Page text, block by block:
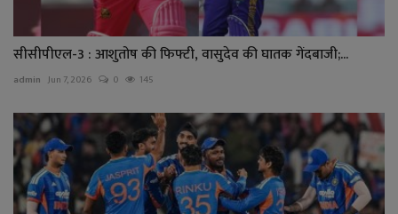
सीसीपीएल-3 : आशुतोष की फिफ्टी, वासुदेव की घातक गेंदबाजी;...
admin Jun 7, 2026 0 145